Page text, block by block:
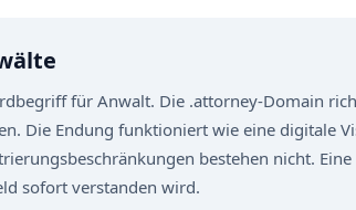
für Anwalt. Die .attorney-Domain
Die Endung funktioniert wie eine digitale
bestehen nicht.
sofort verstanden wird.